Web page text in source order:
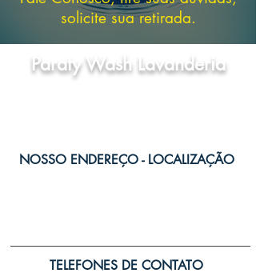
solicite sua retirada.
Paraty Wash Lavanderia
NOSSO ENDEREÇO - LOCALIZAÇÃO
TELEFONES DE CONTATO